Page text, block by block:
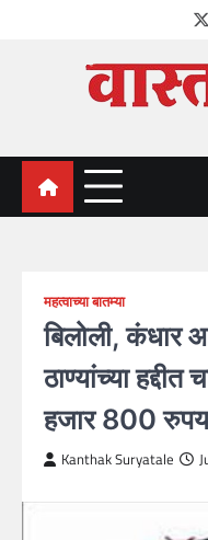
a leading NEWS
महत्वाच्या बातम्या
बिलोली, कंधार
ठाण्यांच्या
हजार 800
Kanthak Suryatale